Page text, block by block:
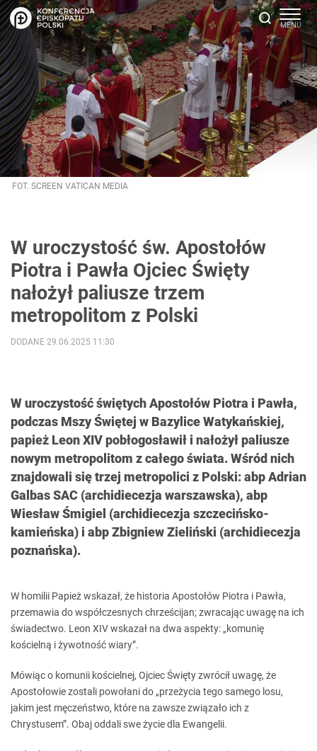
FOT. SCREEN VATICAN MEDIA
W uroczystość św. Apostołów
Piotra i Pawła Ojciec Święty
nałożył paliusze trzem
metropolitom z Polski
W uroczystość świętych Apostołów Piotra i Pawła,
podczas Mszy Świętej w Bazylice Watykańskiej,
papież Leon XIV pobłogosławił i nałożył paliusze
nowym metropolitom z całego świata. Wśród nich
znajdowali się trzej metropolici z Polski: abp Adrian
Galbas SAC (archidiecezja warszawska), abp
Wiesław Śmigiel (archidiecezja szczecińsko-
kamieńska) i abp Zbigniew Zieliński (archidiecezja
poznańska).
DODANE 29.06.2025 11:30
W homilii Papież wskazał, że historia Apostołów Piotra i Pawła,
przemawia do współczesnych chrześcijan; zwracając uwagę na ich
świadectwo. Leon XIV wskazał na dwa aspekty: „komunię
kościelną i żywotność wiary”.
Mówiąc o komunii kościelnej, Ojciec Święty zwrócił uwagę, że
Apostołowie zostali powołani do „przeżycia tego samego losu,
jakim jest męczeństwo, które na zawsze związało ich z
Chrystusem”. Obaj oddali swe życie dla Ewangelii.